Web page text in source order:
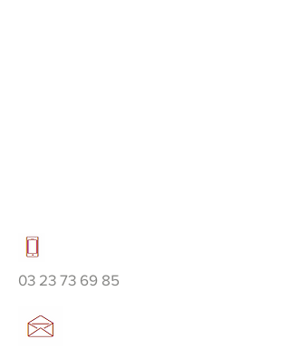
03 23 73 69 85